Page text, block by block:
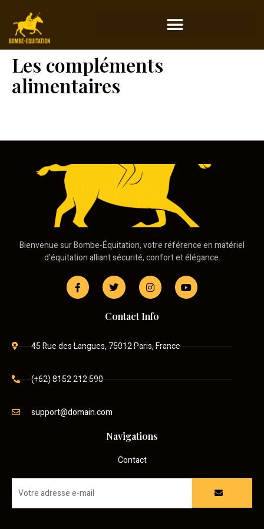
Les compléments
alimentaires
Bienvenue sur Bombe-Équitation, votre référence en matériel
d’équitation alliant sécurité, confort et élégance.
Contact Info
45 Rue des Langues, 75012 Paris, France
(+62) 8152 212 590
support@domain.com
Navigations
Contact